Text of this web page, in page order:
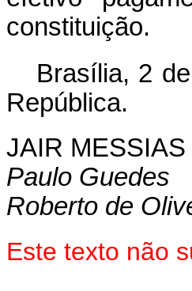
constituição.
Brasília, 2
República.
JAIR
Paulo Guedes
Roberto de
Este texto não